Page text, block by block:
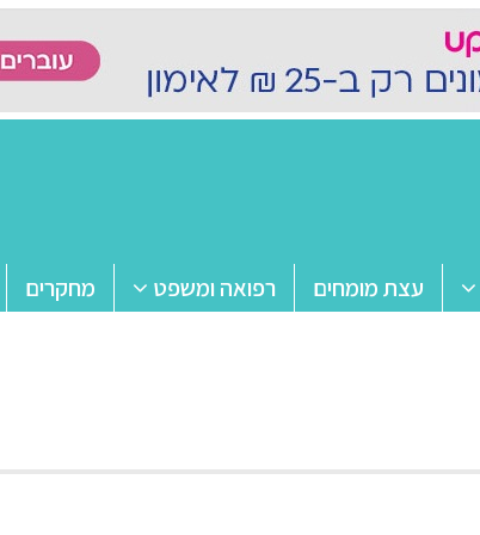
עצת מומחים רפואה ומשפט מחקרים